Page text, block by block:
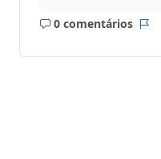
0 comentários
Sem